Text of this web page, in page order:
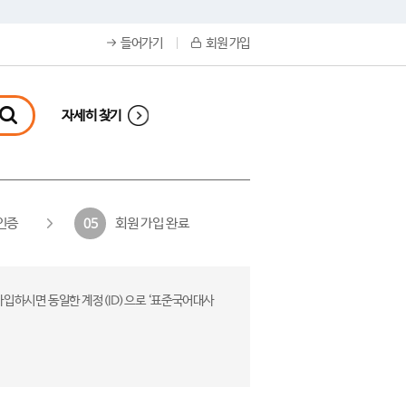
들어가기 회원 가입
자세히 찾기
증 05 회원 가입 완료
하시면 동일한 계정(ID)으로 ‘표준국어대사